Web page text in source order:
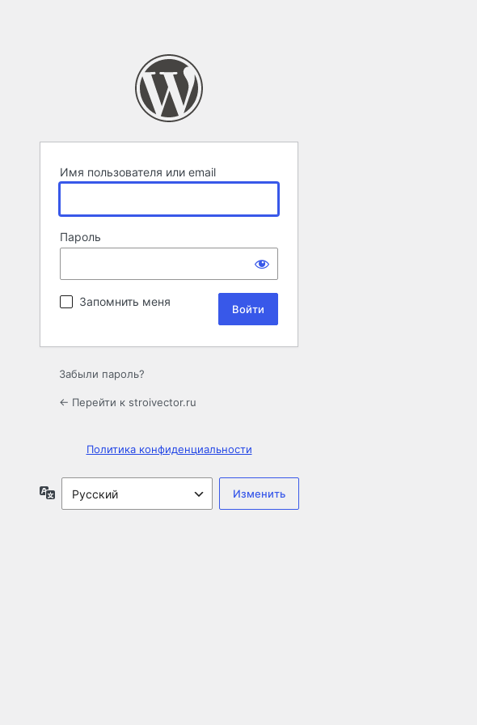
Имя пользователя или email
Пароль
Запомнить меня
Забыли пароль?
← Перейти к stroivector.ru
Политика конфиденциальности
Язык